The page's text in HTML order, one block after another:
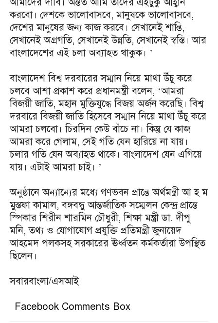
করবো। দেশকে ভালোবাসবে, মানুষকে ভালোবাসবে,
দেশের মানুষের জন্য কাজ করবে। সেখানেই শান্তি,
সেখানেই অগ্রগতি, সেখানেই উন্নতি, সেখানেই স্বস্তি। আর
বাংলাদেশের এই চলা অব্যাহত থাকুক। ’
বাংলাদেশ বিশ্ব দরবারের সম্মান নিয়ে মাথা উঁচু করে
চলবে আশা প্রকাশ করে প্রধানমন্ত্রী বলেন, ‘আমরা
বিজয়ী জাতি, মহান মুক্তিযুদ্ধে বিজয় অর্জন করেছি। বিশ্ব
দরবারে বিজয়ী জাতি হিসেবে সম্মান নিয়ে মাথা উঁচু করে
আমরা চলবো। চিরদিন কেউ বাঁচে না। কিন্তু যে কাজ
আমরা করে গেলাম, সেই গতি যেন হারিয়ে না যায়।
চলার গতি যেন অব্যাহত থাকে। বাংলাদেশ যেন এগিয়ে
যায়। এটাই আমরা চাই। ’
অনুষ্ঠানে অন্যান্যের মধ্যে গণভবন প্রান্তে অর্থমন্ত্রী আ হ ম
মুস্তফা কামাল, বঙ্গবন্ধু আন্তর্জাতিক সম্মেলন কেন্দ্র প্রান্তে
স্পিকার শিরীন শারমিন চৌধুরী, শিক্ষা মন্ত্রী ডা. দীপু
মনি, তথ্য ও যোগাযোগ প্রযুক্তি প্রতিমন্ত্রী জুনায়েদ
আহমেদ পলকসহ সরকারের ঊর্ধ্বতন কর্মকর্তারা উপস্থিত
ছিলেন।
সবারবাংলা/এসআই
Facebook Comments Box